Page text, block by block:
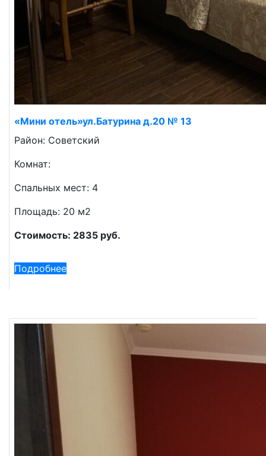
«Мини отель»ул.Батурина д.20 № 13
Район: Советский
Комнат:
Спальных мест: 4
Площадь: 20 м2
Стоимость: 2835 руб.
Подробнее